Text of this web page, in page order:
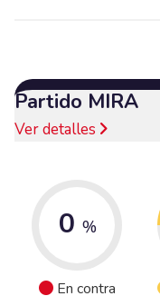
Partido MIRA
Ver detalles
0 %
En contra